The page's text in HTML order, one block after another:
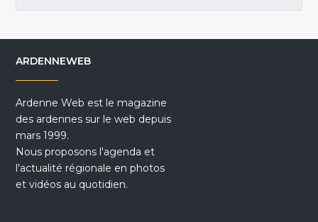
ARDENNEWEB
Ardenne Web est le magazine
des ardennes sur le web depuis
mars 1999.
Nous proposons l'agenda et
l'actualité régionale en photos
et vidéos au quotidien.